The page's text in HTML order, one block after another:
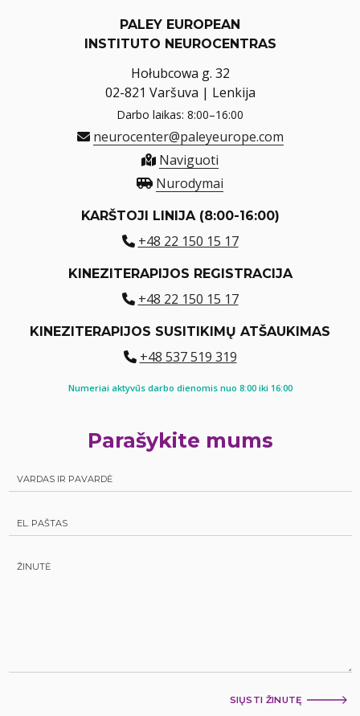
PALEY EUROPEAN
INSTITUTO NEUROCENTRAS
Hołubcowa g. 32
02-821 Varšuva | Lenkija
Darbo laikas: 8:00–16:00
neurocenter@paleyeurope.com
Naviguoti
Nurodymai
KARŠTOJI LINIJA (8:00-16:00)
+48 22 150 15 17
KINEZITERAPIJOS REGISTRACIJA
+48 22 150 15 17
KINEZITERAPIJOS SUSITIKIMŲ ATŠAUKIMAS
+48 537 519 319
Numeriai aktyvūs darbo dienomis nuo 8:00 iki 16:00
Parašykite mums
SIŲSTI ŽINUTĘ